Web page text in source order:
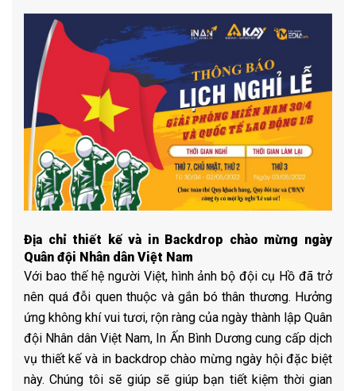
Địa chỉ thiết kế và in Backdrop chào mừng ngày
Quân đội Nhân dân Việt Nam
Với bao thế hệ người Việt, hình ảnh bộ đội cụ Hồ đã trở
nên quá đỗi quen thuộc và gắn bó thân thương. Hưởng
ứng không khí vui tươi, rộn ràng của ngày thành lập Quân
đội Nhân dân Việt Nam, In Ấn Bình Dương cung cấp dịch
vụ thiết kế và in backdrop chào mừng ngày hội đặc biệt
này. Chúng tôi sẽ giúp sẽ giúp bạn tiết kiệm thời gian